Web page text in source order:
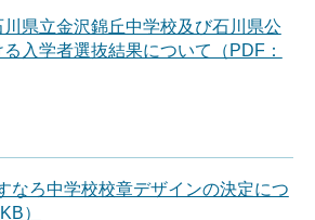
県立金沢錦丘中学校及び石川県公
入学者選抜結果について（PDF：
なろ中学校校章デザインの決定につ
）